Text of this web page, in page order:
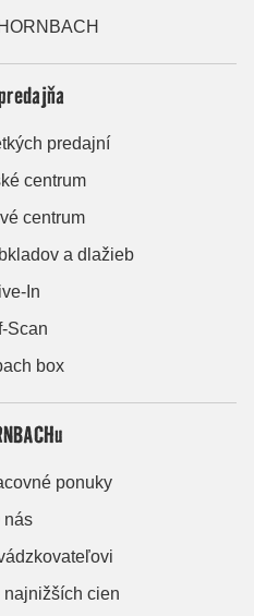
predajní
centrum
centrum
a dlažieb
In
Scan
box
ponuky
nás
najnižších cien